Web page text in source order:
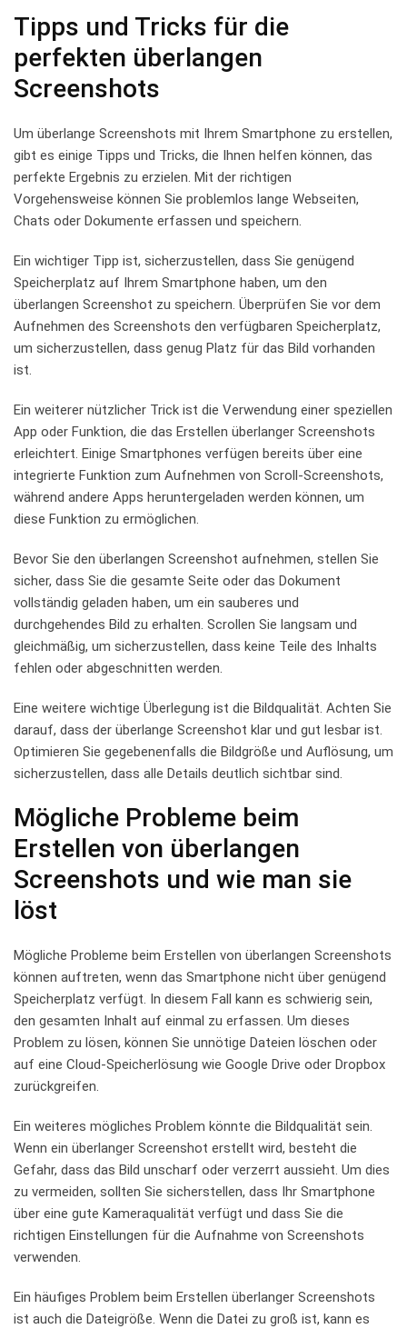
Tipps​ und Tricks für die
perfekten überlangen
Screenshots
Um überlange Screenshots mit⁤ Ihrem⁤ Smartphone zu erstellen,
gibt es einige Tipps und ​Tricks,⁢ die Ihnen helfen können, das‍
perfekte Ergebnis ⁢zu erzielen. Mit⁤ der richtigen‌
Vorgehensweise können Sie⁣ problemlos ⁢lange Webseiten,
Chats oder Dokumente erfassen und​ speichern.
Ein wichtiger Tipp ist, sicherzustellen, dass Sie genügend
Speicherplatz auf Ihrem ‌Smartphone ‍haben, um ⁢den
überlangen Screenshot zu speichern. Überprüfen Sie‌ vor‌ dem
Aufnehmen des Screenshots den verfügbaren Speicherplatz,
um sicherzustellen, ⁣dass genug Platz ⁣für ​das Bild vorhanden ​
ist.
Ein weiterer ‌nützlicher Trick ist‌ die Verwendung einer speziellen
⁤App‍ oder Funktion, die das Erstellen⁣ überlanger Screenshots
erleichtert. Einige Smartphones verfügen bereits über⁣ eine
integrierte Funktion zum⁤ Aufnehmen​ von Scroll-Screenshots,
während andere Apps heruntergeladen werden ‌können,‍ um
diese Funktion zu ermöglichen.
Bevor Sie den überlangen Screenshot aufnehmen,⁤ stellen Sie
sicher,‍ dass Sie die gesamte‍ Seite oder das Dokument
vollständig geladen haben, um ein sauberes und
⁤durchgehendes Bild zu erhalten. Scrollen⁤ Sie langsam und
gleichmäßig,⁣ um sicherzustellen, dass keine Teile des⁢ Inhalts
fehlen oder abgeschnitten werden.
Eine weitere wichtige Überlegung ‍ist die Bildqualität. Achten ‍Sie
darauf, dass der​ überlange Screenshot klar und gut lesbar ist.
Optimieren Sie gegebenenfalls die Bildgröße und Auflösung, um
sicherzustellen, ⁤dass alle‌ Details deutlich sichtbar sind.
Mögliche Probleme⁤ beim‍
Erstellen von überlangen
Screenshots⁢ und wie man ‌sie
löst
Mögliche Probleme beim Erstellen⁣ von überlangen ⁣Screenshots
können auftreten, wenn ⁤das Smartphone nicht über‌ genügend
Speicherplatz verfügt. In diesem Fall​ kann es schwierig⁤ sein,
den gesamten⁣ Inhalt auf‍ einmal⁢ zu ​erfassen. Um dieses
Problem zu lösen, können Sie unnötige Dateien löschen oder
auf eine Cloud-Speicherlösung wie ​Google Drive oder Dropbox‌
zurückgreifen.
Ein weiteres mögliches Problem⁢ könnte die‌ Bildqualität sein.
Wenn ein überlanger Screenshot erstellt wird, besteht die
Gefahr, dass das Bild unscharf oder verzerrt⁣ aussieht. Um‌ dies
zu ‌vermeiden, sollten Sie ​sicherstellen, dass Ihr‍ Smartphone
über⁣ eine gute ​Kameraqualität verfügt und dass Sie die
richtigen ⁣Einstellungen für ⁣die Aufnahme von ⁢Screenshots
verwenden.
Ein⁣ häufiges Problem beim Erstellen überlanger Screenshots
ist auch​ die⁣ Dateigröße. Wenn die Datei​ zu groß ist, kann es